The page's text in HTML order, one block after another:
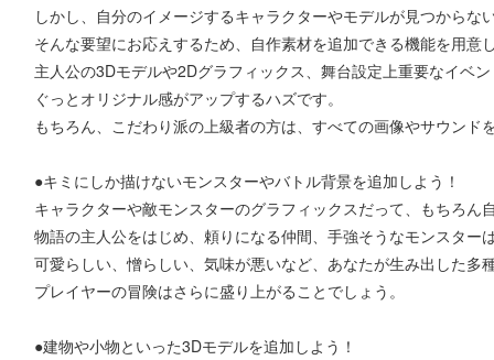
しかし、自分のイメージするキャラクターやモデルが見つからな
そんな要望にお応えするため、自作素材を追加できる機能を用意
主人公の3Dモデルや2Dグラフィックス、舞台設定上重要なイベ
ぐっとオリジナル感がアップするハズです。
もちろん、こだわり派の上級者の方は、すべての画像やサウンド
●キミにしか描けないモンスターやバトル背景を追加しよう！
キャラクターや敵モンスターのグラフィックスだって、もちろん
物語の主人公をはじめ、頼りになる仲間、手強そうなモンスター
可愛らしい、憎らしい、気味が悪いなど、あなたが生み出した多
プレイヤーの冒険はさらに盛り上がることでしょう。
●建物や小物といった3Dモデルを追加しよう！